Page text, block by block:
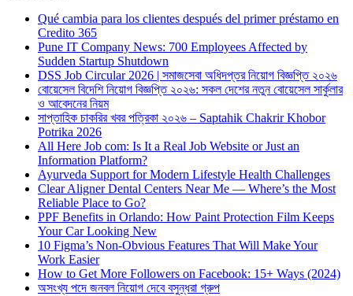
Qué cambia para los clientes después del primer préstamo en
Credito 365
Pune IT Company News: 700 Employees Affected by
Sudden Startup Shutdown
DSS Job Circular 2026 | সমাজসেবা অধিদপ্তর নিয়োগ বিজ্ঞপ্তি ২০২৬
বোয়েসেল বিদেশি নিয়োগ বিজ্ঞপ্তি ২০২৬: সকল দেশের নতুন বোয়েসেল সার্কুলার
ও আবেদনের নিয়ম
সাপ্তাহিক চাকরির খবর পত্রিকা ২০২৬ – Saptahik Chakrir Khobor
Potrika 2026
All Here Job com: Is It a Real Job Website or Just an
Information Platform?
Ayurveda Support for Modern Lifestyle Health Challenges
Clear Aligner Dental Centers Near Me — Where’s the Most
Reliable Place to Go?
PPF Benefits in Orlando: How Paint Protection Film Keeps
Your Car Looking New
10 Figma’s Non-Obvious Features That Will Make Your
Work Easier
How to Get More Followers on Facebook: 15+ Ways (2024)
অসংখ্য পদে জনবল নিয়োগ দেবে বসুন্ধরা গ্রুপ